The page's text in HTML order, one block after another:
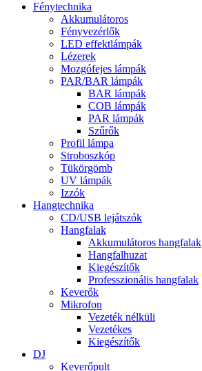
Fénytechnika
Akkumulátoros
Fényvezérlők
LED effektlámpák
Lézerek
Mozgófejes lámpák
PAR/BAR lámpák
BAR lámpák
COB lámpák
PAR lámpák
Szűrők
Profil lámpa
Stroboszkóp
Tükörgömb
UV lámpák
Izzók
Hangtechnika
CD/USB lejátszók
Hangfalak
Akkumulátoros hangfalak
Hangfalhuzat
Kiegészítők
Professzionális hangfalak
Keverők
Mikrofon
Vezeték nélküli
Vezetékes
Kiegészítők
DJ
Keverőpult